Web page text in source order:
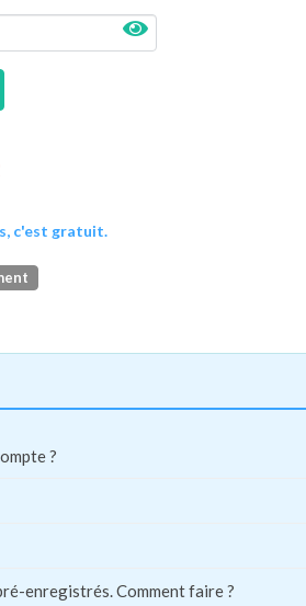
c'est gratuit.
?
enregistrés. Comment faire ?